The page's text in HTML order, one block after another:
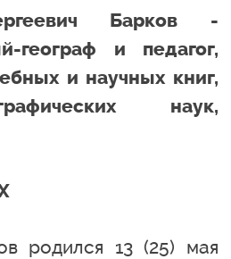
Барков -
географ и педагог,
и научных книг,
наук,
родился 13 (25) мая